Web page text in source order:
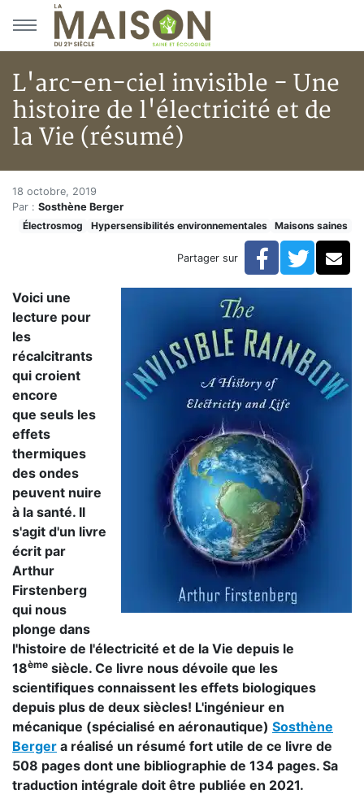
Aller au menu principal
Aller au contenu principal
L'arc-en-ciel invisible - Une
histoire de l'électricité et de
la Vie (résumé)
Accueil
En kiosque!
Maisons saines
Hypersensibilités environnementales
L'arc-en-ciel invisible - Une histoire de l'électricité et
L'arc-en-ciel invisible - Une
18 octobre, 2019
Par : Sosthène Berger
Électrosmog
Hypersensibilités environnementales Maisons saines
Partager sur Facebook
Voici une
lecture pour
les
récalcitrants
qui croient
encore
que seuls les
effets
thermiques
des ondes
peuvent nuire
à la santé. Il
s'agit d'un livre
écrit par
Arthur
Firstenberg
qui nous
plonge dans
l'histoire de l'électricité et de la Vie depuis le
18ème siècle. Ce livre nous dévoile que les
scientifiques connaissent les effets biologiques
depuis plus de deux siècles! L'ingénieur en
mécanique (spécialisé en aéronautique) Sosthène
Berger a réalisé un résumé fort utile de ce livre de
508 pages dont une bibliographie de 134 pages. Sa
traduction intégrale doit être publiée en 2021.